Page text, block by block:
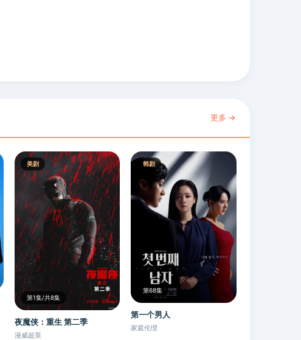
更多 →
美剧
第1集/共8集
夜魔侠：重生 第二季
漫威超英
韩剧
第68集
第一个男人
家庭伦理